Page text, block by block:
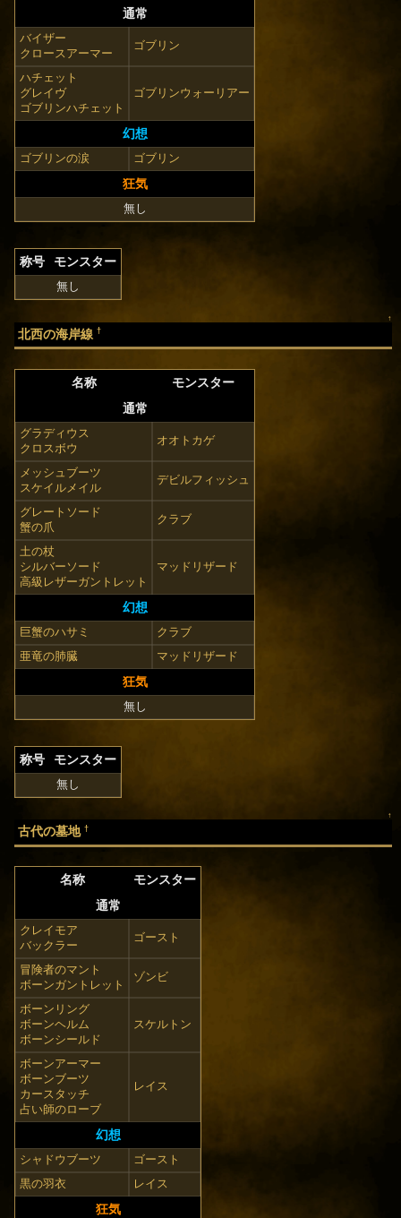
通常
バイザー
クロースアーマー
ゴブリン
ハチェット
グレイヴ
ゴブリンハチェット
ゴブリンウォーリアー
幻想
ゴブリンの涙 ゴブリン
狂気
無し
称号 モンスター
無し
↑
北西の海岸線 †
名称
モンスター
通常
グラディウス
クロスボウ
オオトカゲ
メッシュブーツ
スケイルメイル
デビルフィッシュ
グレートソード
蟹の爪
クラブ
土の杖
シルバーソード
高級レザーガントレット
マッドリザード
幻想
巨蟹のハサミ
クラブ
亜竜の肺臓
マッドリザード
狂気
無し
称号 モンスター
無し
↑
古代の墓地 †
名称
モンスター
通常
クレイモア
バックラー
ゴースト
冒険者のマント
ボーンガントレット
ゾンビ
ボーンリング
ボーンヘルム
ボーンシールド
スケルトン
ボーンアーマー
ボーンブーツ
カースタッチ
占い師のローブ
レイス
幻想
シャドウブーツ
ゴースト
黒の羽衣
レイス
狂気